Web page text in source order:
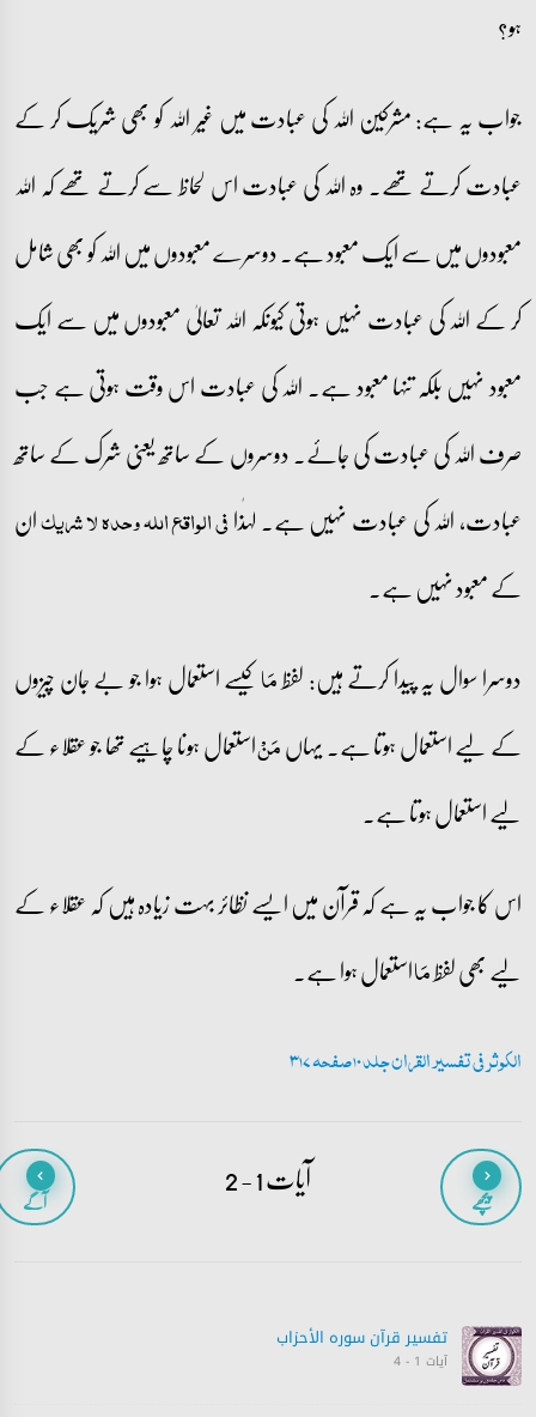
ہو؟
جواب یہ ہے: مشرکین اللہ کی عبادت میں غیر اللہ کو بھی شریک کر کے
عبادت کرتے تھے۔ وہ اللہ کی عبادت اس لحاظ سے کرتے تھے کہ اللہ
معبودوں میں سے ایک معبود ہے۔ دوسرے معبودوں میں اللہ کو بھی شامل
کر کے اللہ کی عبادت نہیں ہوتی کیونکہ اللہ تعالیٰ معبودوں میں سے ایک
معبود نہیں بلکہ تنہا معبود ہے۔ اللہ کی عبادت اس وقت ہوتی ہے جب
صرف اللہ کی عبادت کی جائے۔ دوسروں کے ساتھ یعنی شرک کے ساتھ
عبادت، اللہ کی عبادت نہیں ہے۔ لہٰذافی الواقع اللہ وحدہ لا شریکان
کے معبود نہیں ہے۔
دوسرا سوال یہ پیدا کرتے ہیں: لفظمَاکیسے استعمال ہوا جو بے جان چیزوں
کے لیے استعمال ہوتا ہے۔ یہاںمَنْاستعمال ہونا چاہیے تھا جو عقلاء کے
لیے استعمال ہوتا ہے۔
اس کا جواب یہ ہے کہ قرآن میں ایسے نظائر بہت زیادہ ہیں کہ عقلاء کے
لیے بھی لفظمَااستعمال ہوا ہے۔
الکوثر فی تفسیر القران جلد 10 صفحہ 317
پیچھے آیات 1 - 2 آگے
تفسیر قرآن سورہ ‎الأحزاب‎
آیات 1 - 4